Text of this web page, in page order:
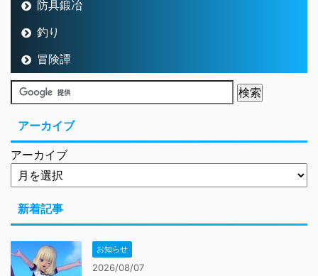
防具鍛冶
釣り
冒険譚
アーカイブ
アーカイブ
新着記事
お知らせ
2026/08/07